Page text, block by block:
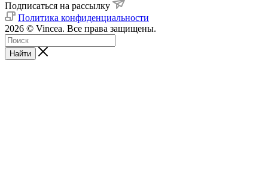
Подписаться на рассылку
Политика конфиденциальности
2026 © Vincea. Все права защищены.
Найти